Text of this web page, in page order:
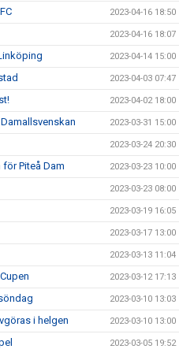
2023-04-16 18:50
2023-04-16 18:07
2023-04-14 15:00
2023-04-03 07:47
2023-04-02 18:00
2023-03-31 15:00
2023-03-24 20:30
Piteå Dam 2023-03-23 10:00
2023-03-23 08:00
2023-03-19 16:05
2023-03-17 13:00
2023-03-13 11:04
2023-03-12 17:13
2023-03-10 13:03
i helgen 2023-03-10 13:00
2023-03-05 19:52